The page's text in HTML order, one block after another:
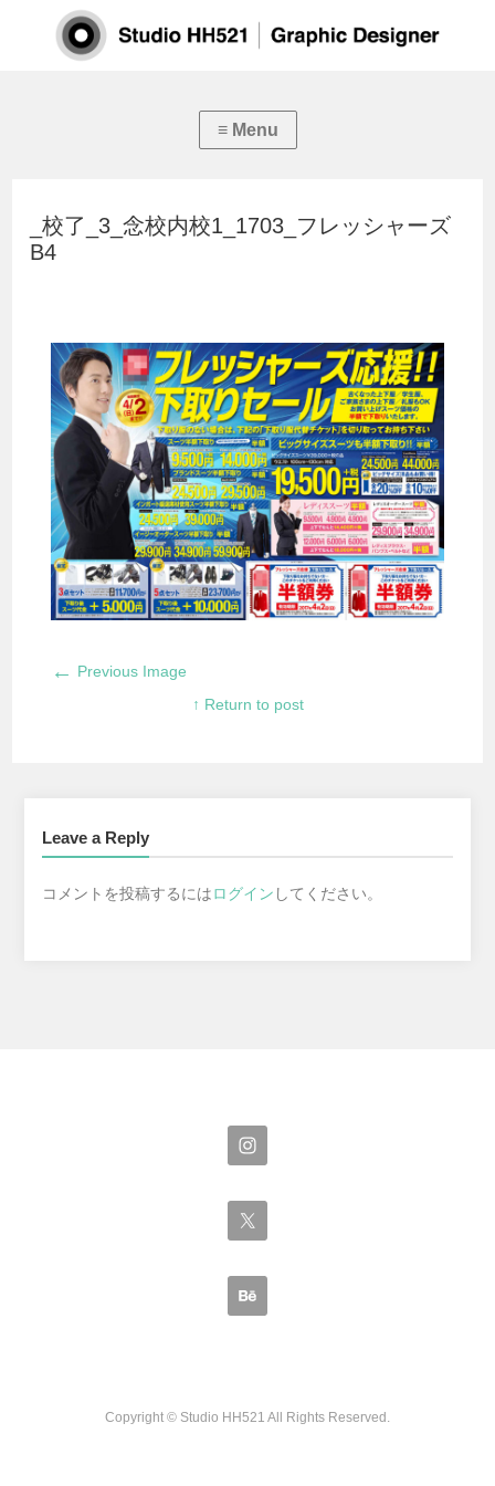
_校了_3_念校内校1_1703_フレッシャーズ
B4
← Previous Image
↑ Return to post
Leave a Reply
コメントを投稿するにはログイン してください。
Copyright © Studio HH521 All Rights Reserved.